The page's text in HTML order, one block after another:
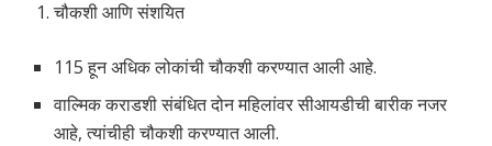
चौकशी आणि संशयित
115 हून अधिक लोकांची चौकशी करण्यात आली आहे.
वाल्मिक कराडशी संबंधित दोन महिलांवर सीआयडीची बारीक नजर
आहे, त्यांचीही चौकशी करण्यात आली.